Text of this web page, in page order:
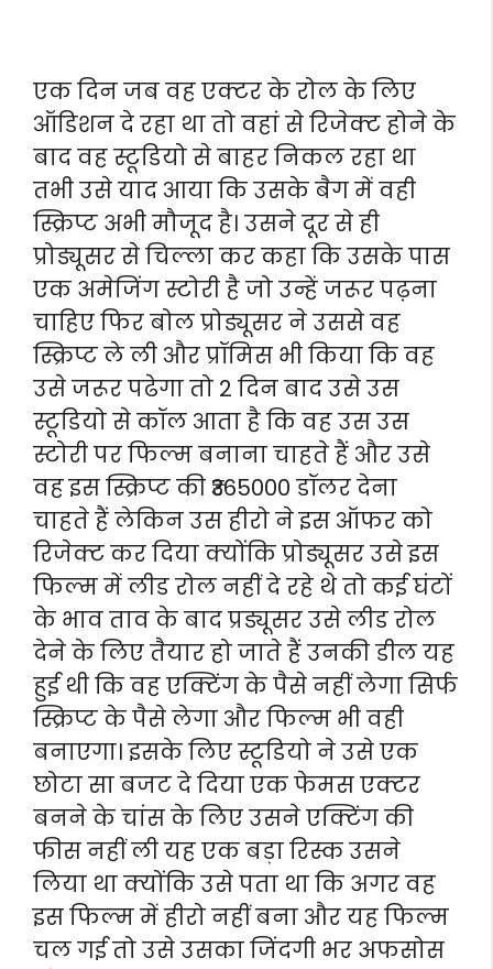
एक दिन जब वह एक्टर के रोल के लिए
ऑडिशन दे रहा था तो वहां से रिजेक्ट होने के
बाद वह स्टूडियो से बाहर निकल रहा था
तभी उसे याद आया कि उसके बैग में वही
स्क्रिप्ट अभी मौजूद है। उसने दूर से ही
प्रोड्यूसर से चिल्ला कर कहा कि उसके पास
एक अमेजिंग स्टोरी है जो उन्हें जरूर पढ़ना
चाहिए फिर बोल प्रोड्यूसर ने उससे वह
स्क्रिप्ट ले ली और प्रॉमिस भी किया कि वह
उसे जरूर पढेगा तो 2 दिन बाद उसे उस
स्टूडियो से कॉल आता है कि वह उस उस
स्टोरी पर फिल्म बनाना चाहते हैं और उसे
वह इस स्क्रिप्ट की ₹365000 डॉलर देना
चाहते हैं लेकिन उस हीरो ने इस ऑफर को
रिजेक्ट कर दिया क्योंकि प्रोड्यूसर उसे इस
फिल्म में लीड रोल नहीं दे रहे थे तो कई घंटों
के भाव ताव के बाद प्रड्यूसर उसे लीड रोल
देने के लिए तैयार हो जाते हैं उनकी डील यह
हुई थी कि वह एक्टिंग के पैसे नहीं लेगा सिर्फ
स्क्रिप्ट के पैसे लेगा और फिल्म भी वही
बनाएगा। इसके लिए स्टूडियो ने उसे एक
छोटा सा बजट दे दिया एक फेमस एक्टर
बनने के चांस के लिए उसने एक्टिंग की
फीस नहीं ली यह एक बड़ा रिस्क उसने
लिया था क्योंकि उसे पता था कि अगर वह
इस फिल्म में हीरो नहीं बना और यह फिल्म
चल गई तो उसे उसका जिंदगी भर अफसोस